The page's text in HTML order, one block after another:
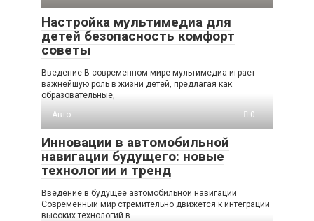
Настройка мультимедиа для
детей безопасность комфорт
советы
Введение В современном мире мультимедиа играет
важнейшую роль в жизни детей, предлагая как
образовательные,
Авто
0
Инновации в автомобильной
навигации будущего: новые
технологии и тренд
Введение в будущее автомобильной навигации
Современный мир стремительно движется к интеграции
высоких технологий в